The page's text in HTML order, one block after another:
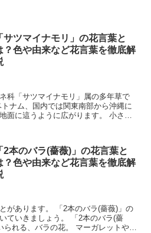
サツマイナモリ」の花言葉と
？色や由来など花言葉を徹底解
科「サツマイナモリ」属の多年草で
ナム、国内では関東南部から沖縄に
面に這うように広がります。 小さく
2本のバラ(薔薇)」の花言葉と
？色や由来など花言葉を徹底解
があります。 「2本のバラ(薔薇)」の
ていきましょう。 「2本のバラ(薔
られる、バラの花。 マーガレットやヒ